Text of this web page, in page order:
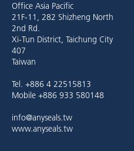
Office Asia Pacific
21F-11, 282 Shizheng North
2nd Rd.
Xi-Tun District, Taichung City
407
Taiwan
Tel. +886 4 22515813
Mobile +886 933 580148
info@anyseals.tw
www.anyseals.tw